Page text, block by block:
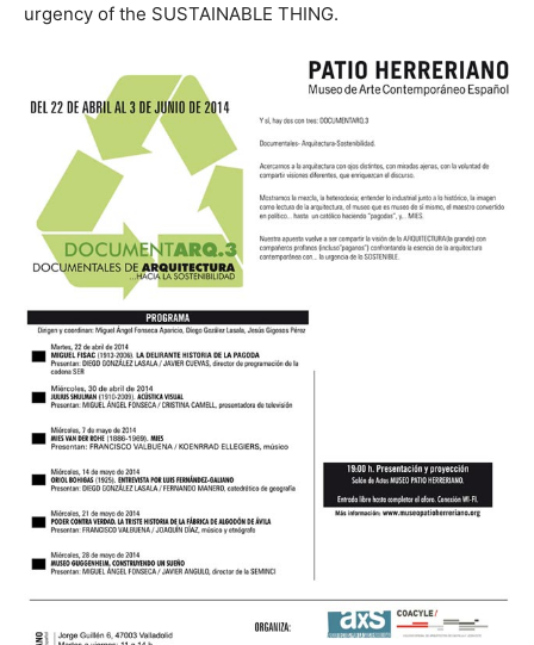
urgency of the SUSTAINABLE THING.